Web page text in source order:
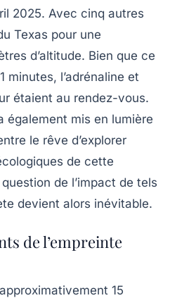
2025. Avec cinq autres
Texas pour une
d’altitude. Bien que ce
minutes, l’adrénaline et
étaient au rendez-vous.
également mis en lumière
le rêve d’explorer
de cette
de l’impact de tels
devient alors inévitable.
de l’empreinte
15